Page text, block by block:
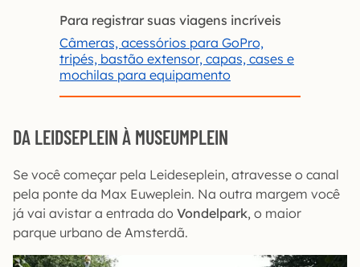
Para registrar suas viagens incríveis
Câmeras, acessórios para GoPro,
tripés, bastão extensor, capas, cases e
mochilas para equipamento
DA LEIDSEPLEIN À MUSEUMPLEIN
Se você começar pela Leideseplein, atravesse o canal
pela ponte da Max Euweplein. Na outra margem você
já vai avistar a entrada do Vondelpark, o maior
parque urbano de Amsterdã.